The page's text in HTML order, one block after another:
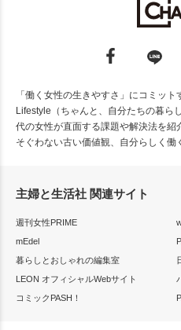
「働く女性の生きやすさ」にコミッ
Lifestyle（ちゃんと、自分たちの暮ら
代の女性が直面する課題や解決法を
そぐわない古い価値観、自分らしく働
主婦と生活社 関連サイト
週刊女性PRIME
mEdel
暮らしとおしゃれの編集室
LEON オフィシャルWebサイト
コミックPASH！